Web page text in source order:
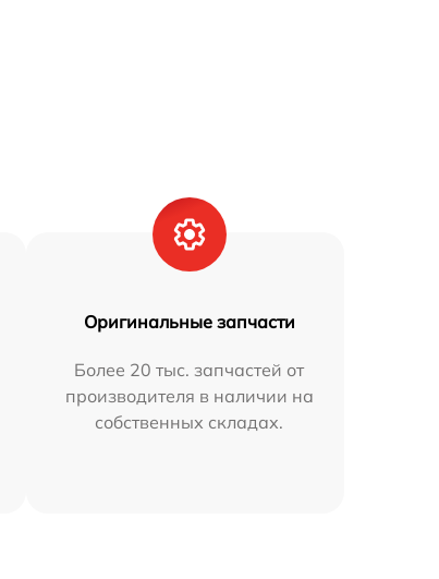
Оригинальные запчасти
Более 20 тыс. запчастей от
производителя в наличии на
собственных складах.